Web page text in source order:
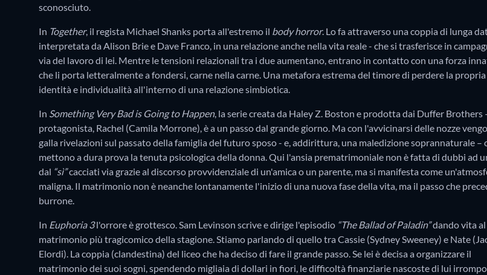
sconosciuto.
In Together, il regista Michael Shanks porta all'estremo il body horror. Lo fa attraverso una coppia di lunga
interpretata da Alison Brie e Dave Franco, in una relazione anche nella vita reale - che si trasferisce in
via del lavoro di lei. Mentre le tensioni relazionali tra i due aumentano, entrano in contatto con una forza
che li porta letteralmente a fondersi, carne nella carne. Una metafora estrema del timore di perdere la propria
identità e individualità all'interno di una relazione simbiotica.
In Something Very Bad is Going to Happen, la serie creata da Haley Z. Boston e prodotta dai Duffer Brothers
protagonista, Rachel (Camila Morrone), è a un passo dal grande giorno. Ma con l'avvicinarsi delle nozze
galla rivelazioni sul passato della famiglia del futuro sposo - e, addirittura, una maledizione soprannaturale –
mettono a dura prova la tenuta psicologica della donna. Qui l'ansia prematrimoniale non è fatta di dubbi ad
dal “sì”cacciati via grazie al discorso provvidenziale di un'amica o un parente, ma si manifesta come
maligna. Il matrimonio non è neanche lontanamente l'inizio di una nuova fase della vita, ma il passo che
burrone.
In Euphoria 3l'orrore è grottesco. Sam Levinson scrive e dirige l'episodio “The Ballad of Paladin”dando vita al
matrimonio più tragicomico della stagione. Stiamo parlando di quello tra Cassie (Sydney Sweeney) e Nate
Elordi). La coppia (clandestina) del liceo che ha deciso di fare il grande passo. Se lei è decisa a organizzare il
matrimonio dei suoi sogni, spendendo migliaia di dollari in fiori, le difficoltà finanziarie nascoste di lui